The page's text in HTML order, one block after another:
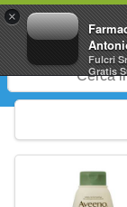
×
Fulcri
Gratis